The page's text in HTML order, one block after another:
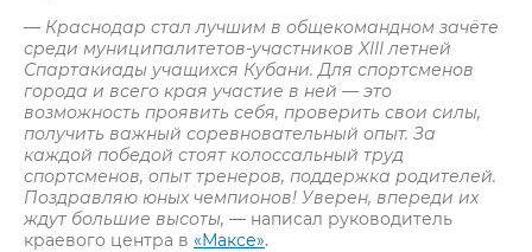
— Краснодар стал лучшим в общекомандном зачёте
среди муниципалитетов-участников XIII летней
Спартакиады учащихся Кубани. Для спортсменов
города и всего края участие в ней — это
возможность проявить себя, проверить свои силы,
получить важный соревновательный опыт. За
каждой победой стоят колоссальный труд
спортсменов, опыт тренеров, поддержка родителей.
Поздравляю юных чемпионов! Уверен, впереди их
ждут большие высоты, — написал руководитель
краевого центра в «Максе».